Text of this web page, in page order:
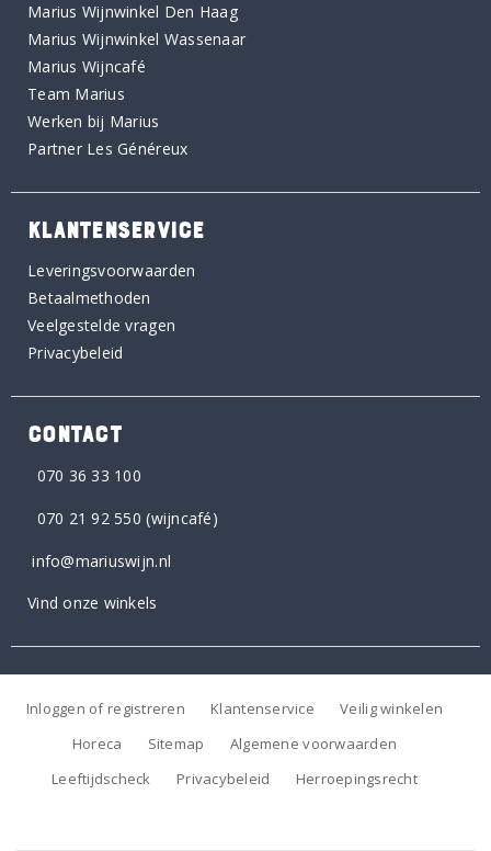
Marius Wijnwinkel Den Haag
Marius Wijnwinkel Wassenaar
Marius Wijncafé
Team Marius
Werken bij Marius
Partner Les Généreux
KLANTENSERVICE
Leveringsvoorwaarden
Betaalmethoden
Veelgestelde vragen
Privacybeleid
CONTACT
070 36 33 100
070 21 92 550 (wijncafé)
info@mariuswijn.nl
Vind onze winkels
Inloggen of registreren Klantenservice
Veilig winkelen
Horeca
Sitemap
Algemene voorwaarden
Leeftijdscheck
Privacybeleid Herroepingsrecht